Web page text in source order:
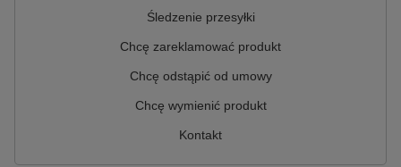
Śledzenie przesyłki
Chcę zareklamować produkt
Chcę odstąpić od umowy
Chcę wymienić produkt
Kontakt